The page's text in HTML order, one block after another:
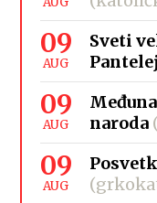
09
AUG
Sveti
09
AUG
naroda
09
AUG